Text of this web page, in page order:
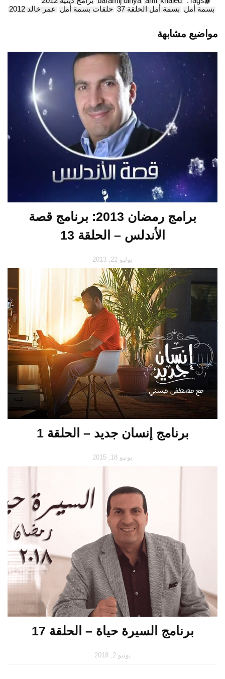
بسمة أمل بسمة أمل الحلقة 37 حلقات بسمة أمل عمر خالد 2012
مواضيع مشابهة
برامج رمضان 2013: برنامج قصة
الأندلس – الحلقة 13
يوليو 22, 2013
برنامج إنسان جديد – الحلقة 1
يونيو 18, 2015
برنامج السيرة حياة – الحلقة 17
يونيو 2, 2018